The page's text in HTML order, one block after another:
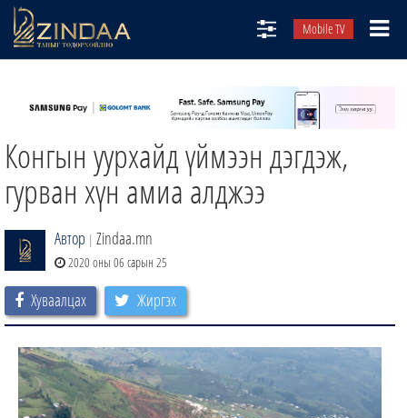
Mobile TV
ТВ8
ӨГЛӨӨНИЙ СОНИН
ЗИНДАА СЭТГҮҮЛ
Конгын уурхайд үймээн дэгдэж,
гурван хүн амиа алджээ
Автор | Zindaa.mn
2020 оны 06 сарын 25
Хуваалцах Жиргэх